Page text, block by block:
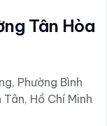
Tân Hòa
Phường Bình
Hồ Chí Minh